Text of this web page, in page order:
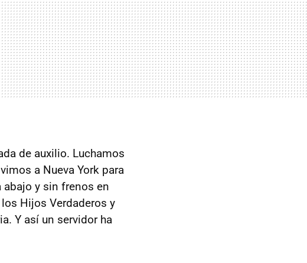
de auxilio. Luchamos
a Nueva York para
abajo y sin frenos en
Hijos Verdaderos y
Y así un servidor ha